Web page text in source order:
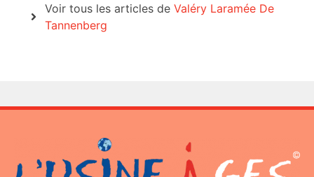
Voir tous les articles de Valéry Laramée De
Tannenberg